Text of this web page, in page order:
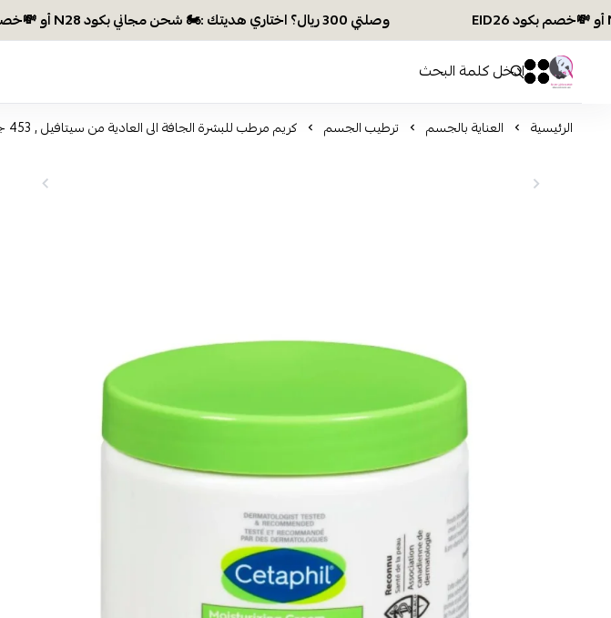
وصلتي 300 ريال؟ اختاري هديتك :🏍 شحن مجاني بكود N28 أو 💸خصم بكود EID26
افكار ومخازن العناية
0 0
الرئيسية العناية بالجسم ترطيب الجسم كريم مرطب للبشرة الجافة الى العادية من سيتافيل , 453 جرام